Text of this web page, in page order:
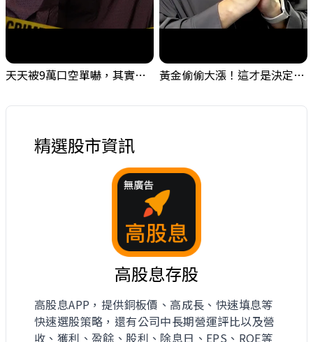
天天被9萬口空單嚇，其實你盯錯地方了｜Mr.Jimmy高志銘 #台股 #外資期貨 #融資 黃金偷偷大漲！這才是決定台股生死的「真風向球」！｜Mr.Jimmy高志銘 #黃金 #美元指數 #聯準會
精選股市資訊
高股息存股
高股息APP，提供銅板價、高成長、快速填息等
快速選股策略，還有公司中長期營運評比以及營
收、獲利、盈餘、股利、除息日、EPS、ROE等